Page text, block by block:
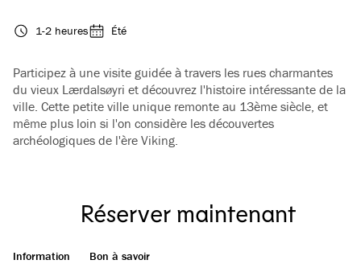
1-2 heures Été
Participez à une visite guidée à travers les rues charmantes
du vieux Lærdalsøyri et découvrez l'histoire intéressante de la
ville. Cette petite ville unique remonte au 13ème siècle, et
même plus loin si l'on considère les découvertes
archéologiques de l'ère Viking.
Réserver maintenant
Information Bon à savoir